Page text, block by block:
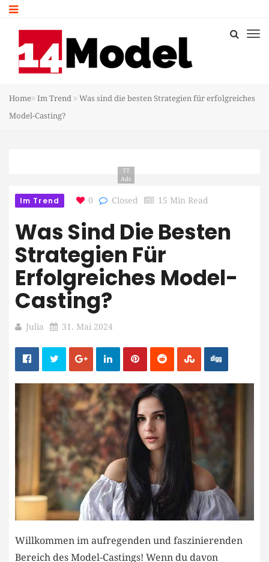
Home Im Trend
Was sind die besten Strategien für erfolgreiches
Model-Casting?
TT
Ads
Im Trend 0 Closed 15 Min Read
Was Sind Die Besten
Strategien Für
Erfolgreiches Model-
Casting?
Julia 31. Mai 2024
Willkommen ⁢im aufregenden und faszinierenden
Bereich des Model-Castings! Wenn du davon